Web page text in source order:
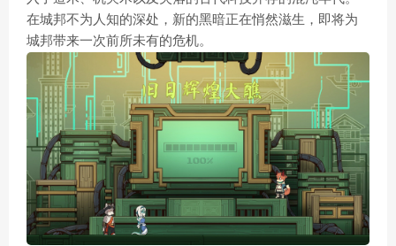
在城邦不为人知的深处，新的黑暗正在悄然滋生，即将为
城邦带来一次前所未有的危机。